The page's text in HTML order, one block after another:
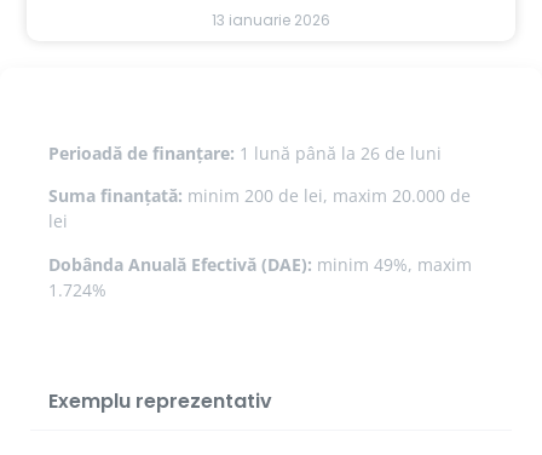
13 ianuarie 2026
Perioadă de finanțare: 1 lună până la 26 de luni
Suma finanțată: minim 200 de lei, maxim 20.000 de
lei
Dobânda Anuală Efectivă (DAE): minim 49%, maxim
1.724%
Exemplu reprezentativ